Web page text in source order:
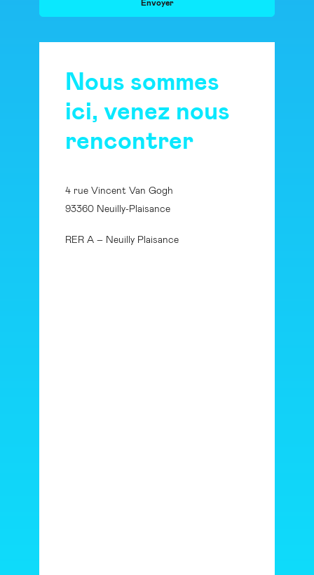
Nous sommes
ici, venez nous
rencontrer
4 rue Vincent Van Gogh
93360 Neuilly-Plaisance
RER A – Neuilly Plaisance